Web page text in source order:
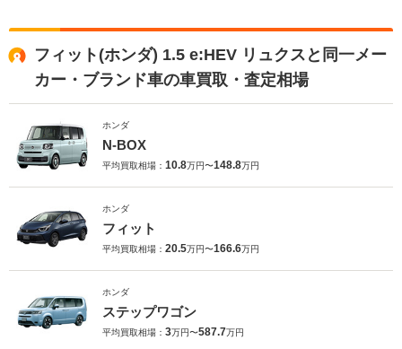
フィット(ホンダ) 1.5 e:HEV リュクスと同一メー
カー・ブランド車の車買取・査定相場
ホンダ
N-BOX
平均買取相場： 10.8万円〜148.8万円
ホンダ
フィット
平均買取相場： 20.5万円〜166.6万円
ホンダ
ステップワゴン
平均買取相場： 3万円〜587.7万円